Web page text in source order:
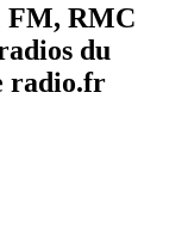
FM, RMC
du
radio.fr